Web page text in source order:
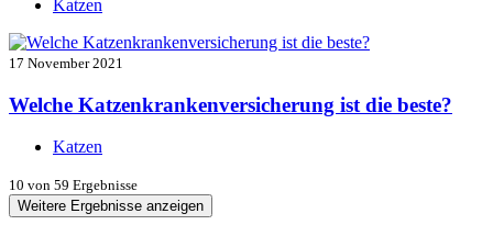
Katzen
17 November 2021
Welche Katzenkrankenversicherung ist die beste?
Katzen
10 von 59 Ergebnisse
Weitere Ergebnisse anzeigen